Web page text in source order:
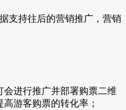
支持往后的营销推广 ，营销
进行推广并部署购票二维
游客购票的转化率；